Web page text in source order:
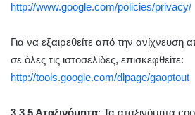
http://www.google.com/policies/privacy/
Για να εξαιρεθείτε από την
σε όλες τις ιστοσελίδες, επισκεφθείτε:
http://tools.google.com/dlpage/gaoptout
3.3.5 Αταξινόμητα: Τα αταξινόμητα